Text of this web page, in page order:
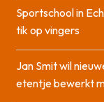
Sportschool in
tik op vingers
Jan Smit wil
etentje bewerkt